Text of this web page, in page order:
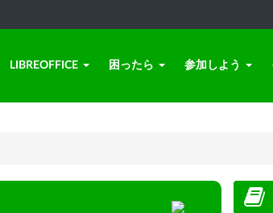
LIBREOFFICE 困ったら 参加しよう